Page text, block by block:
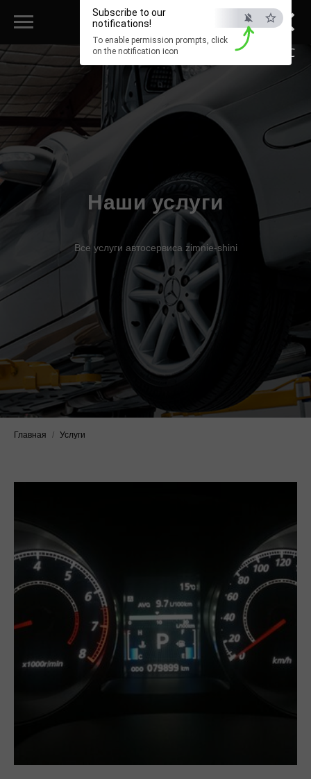
×
ESC
Subscribe to our
notifications!
To enable permission prompts, click
on the notification icon
Наши услуги
Все услуги автосервиса zimnie-shini
Главная / Услуги